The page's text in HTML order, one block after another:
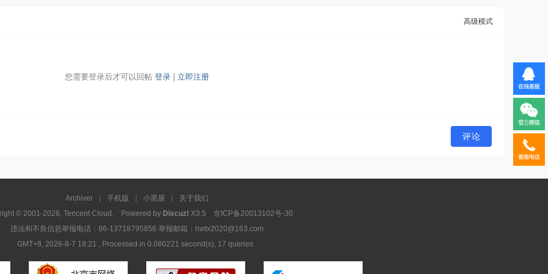
高级模式
您需要登录后才可以回帖 登录 立即注册
评论
Archiver 手机版 小黑屋
关于我们
© 2001-2026, Tencent Cloud. Powered by Discuz! X3.5
京ICP备20013102号-30
违法和不良信息举报电话：86-13718795856 举报邮箱：hwtx2020@163.com
GMT+8, 2026-8-7 18:21 , Processed in 0.080221 second(s), 17 queries .